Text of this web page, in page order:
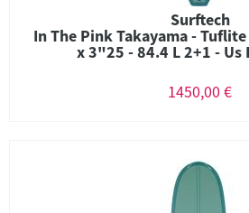
Surftech
In The Pink Takayama -
x 3"25 - 84.4 L 2+1 - Us
1450,00 €